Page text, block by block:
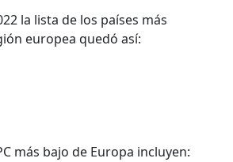
la lista de los países más
europea quedó así:
más bajo de Europa incluyen: